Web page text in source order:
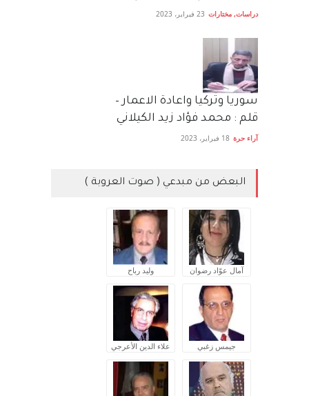
دراسات, مختارات 23 فبراير، 2023
سوريا وتركيا واعادة الاعمار –
قلم : محمد فؤاد زيد الكيلاني
آراء حرة 18 فبراير، 2023
البعض من مبدعي ( صوت العروبة )
آمال عوّاد رضوان وليد رباح
جيمس زغبي علاء الدين الأعرجي